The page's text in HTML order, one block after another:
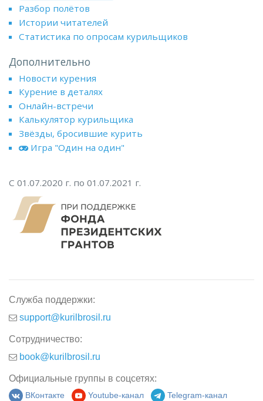
Разбор полётов
Истории читателей
Статистика по опросам курильщиков
Дополнительно
Новости курения
Курение в деталях
Онлайн-встречи
Калькулятор курильщика
Звёзды, бросившие курить
Игра "Один на один"
С 01.07.2020 г. по 01.07.2021 г.
Служба поддержки:
support@kurilbrosil.ru
Сотрудничество:
book@kurilbrosil.ru
Официальные группы в соцсетях:
ВКонтакте Youtube-канал Telegram-канал